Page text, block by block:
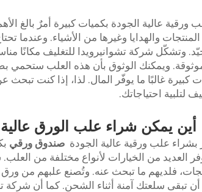
ورقية عالية الجودة بكميات كبيرة أمرٌ بالغ
والهدايا وغيرها من الأشياء. وعندما
وتشكّل شركة تشوانيرويدا للتغليف مكانًا
ويمكنك الوثوق بأن هذه العلب ستحمي
كبيرة غالبًا ما يوفّر المال. لذا، إذا كنت
لتلبية احتياجاتك.
أين يمكن شراء علب الورق
بشراء علب ورقية عالية الجودة صندوق ورقي
العديد من الخيارات لأنواع مختلفة من
فلديهم ما تبحث عنه. وتُصنع علبهم من ورق
أن تبقى سلعتك آمنة أثناء الشحن. كما أن شركة